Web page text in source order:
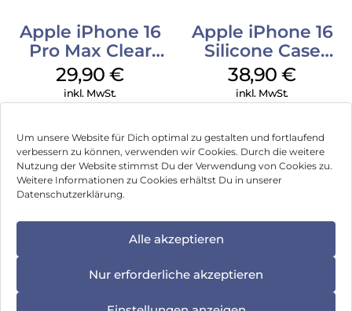
Um unsere Website für Dich optimal zu gestalten und fortlaufend
verbessern zu können, verwenden wir Cookies. Durch die weitere
Nutzung der Website stimmst Du der Verwendung von Cookies zu.
Weitere Informationen zu Cookies erhältst Du in unserer
Datenschutzerklärung.
Alle akzeptieren
Nur erforderliche akzeptieren
Apple iPhone 16
Pro Max Clear
Case MagSafe
Transparent
29,90€
inkl. MwSt.
Apple iPhone 16
Silicone Case
MagSafe
Ultramarine
38,90€
inkl. MwSt.
Impressum
Hinweis zur Batterieentsorgung